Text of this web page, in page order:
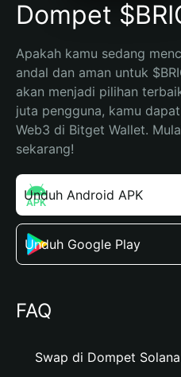
Dompet
Apakah kamu sedang
andal dan aman untuk
akan menjadi pilihan
juta pengguna, kamu
Web3 di Bitget Wallet.
sekarang!
Unduh Android APK
Unduh Google Play
FAQ
Swap di Dompet Solana